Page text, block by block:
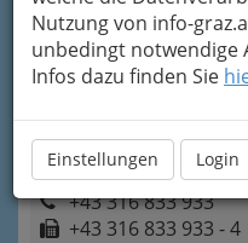
Nutzung von info-
unbedingt notwendige
Infos dazu finden Sie
Einstellungen Login
Eintrag ändern
Kategorien
Hörwelt GmbH
Radetzkystraße 10,
+43 316 833 933
+43 316 833 933 - 4